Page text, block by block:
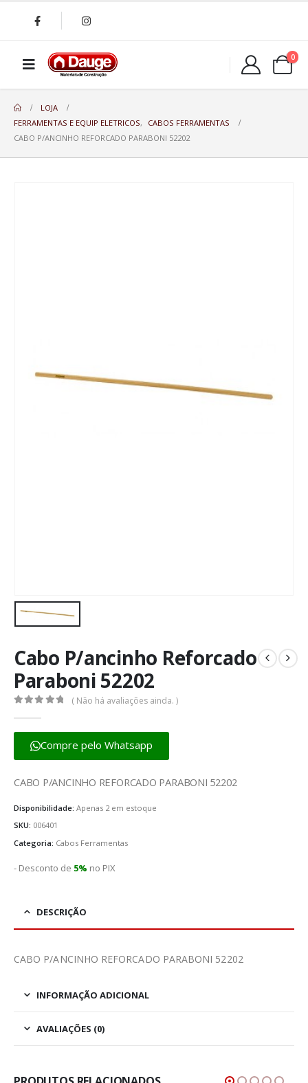
0
LOJA
FERRAMENTAS E EQUIP ELETRICOS,
CABOS FERRAMENTAS
CABO P/ANCINHO REFORCADO PARABONI 52202
Cabo P/ancinho Reforcado
Paraboni 52202
( Não há avaliações ainda. )
Compre pelo Whatsapp
CABO P/ANCINHO REFORCADO PARABONI 52202
Disponibilidade: Apenas 2 em estoque
SKU: 006401
Categoria: Cabos Ferramentas
- Desconto de 5% no PIX
DESCRIÇÃO
CABO P/ANCINHO REFORCADO PARABONI 52202
INFORMAÇÃO ADICIONAL
AVALIAÇÕES (0)